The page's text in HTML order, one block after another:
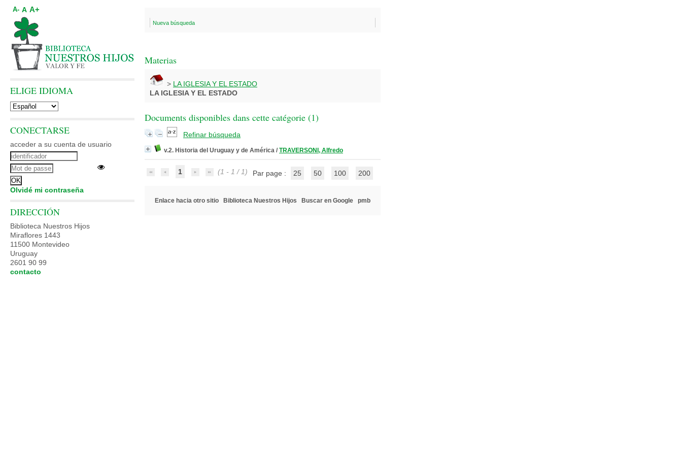
Nueva búsqueda
Materias
> LA IGLESIA Y EL ESTADO
LA IGLESIA Y EL ESTADO
Documents disponibles dans cette catégorie (1)
Refinar búsqueda
v.2. Historia del Uruguay y de América / TRAVERSONI, Alfredo
1 (1 - 1 / 1) Par page : 25 50 100 200
Enlace hacia otro sitio Biblioteca Nuestros Hijos Buscar en Google pmb
A- A A+
ELIGE IDIOMA
CONECTARSE
acceder a su cuenta de usuario
Olvidé mi contraseña
DIRECCIÓN
Biblioteca Nuestros Hijos
Miraflores 1443
11500 Montevideo
Uruguay
2601 90 99
contacto